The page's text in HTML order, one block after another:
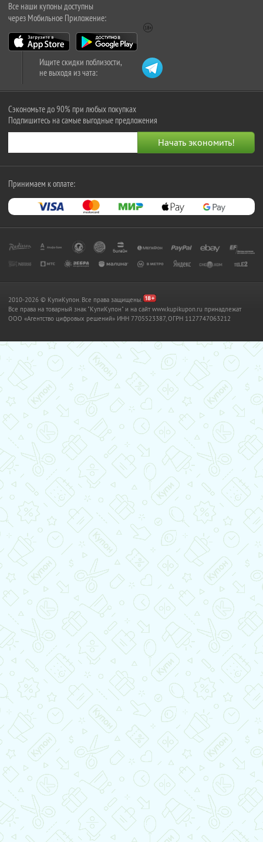
Все наши купоны доступны
через Мобильное Приложение:
Ищите скидки поблизости,
не выходя из чата:
Сэкономьте до 90% при любых покупках
Подпишитесь на самые выгодные предложения
Принимаем к оплате:
2010-2026 © КупиКупон. Все права защищены.
Все права на товарный знак "КупиКупон" и на сайт www.kupikupon.ru принадлежат
OOO «Агентство цифровых решений» ИНН 7705523387, ОГРН 1127747063212